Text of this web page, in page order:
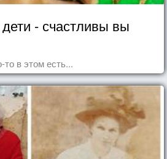
- счастливы вы
то в этом есть...